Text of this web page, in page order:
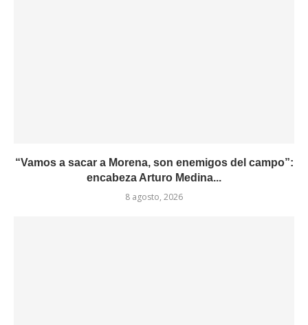
“Vamos a sacar a Morena, son enemigos del campo”:
encabeza Arturo Medina...
8 agosto, 2026